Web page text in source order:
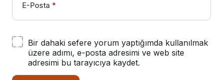
E-Posta *
Bir dahaki sefere yorum yaptığımda kullanılmak
üzere adımı, e-posta adresimi ve web site
adresimi bu tarayıcıya kaydet.